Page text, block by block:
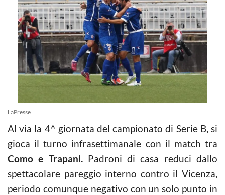
LaPresse
Al via la 4^ giornata del campionato di Serie B, si
gioca il turno infrasettimanale con il match tra
Como e Trapani. Padroni di casa reduci dallo
spettacolare pareggio interno contro il Vicenza,
periodo comunque negativo con un solo punto in